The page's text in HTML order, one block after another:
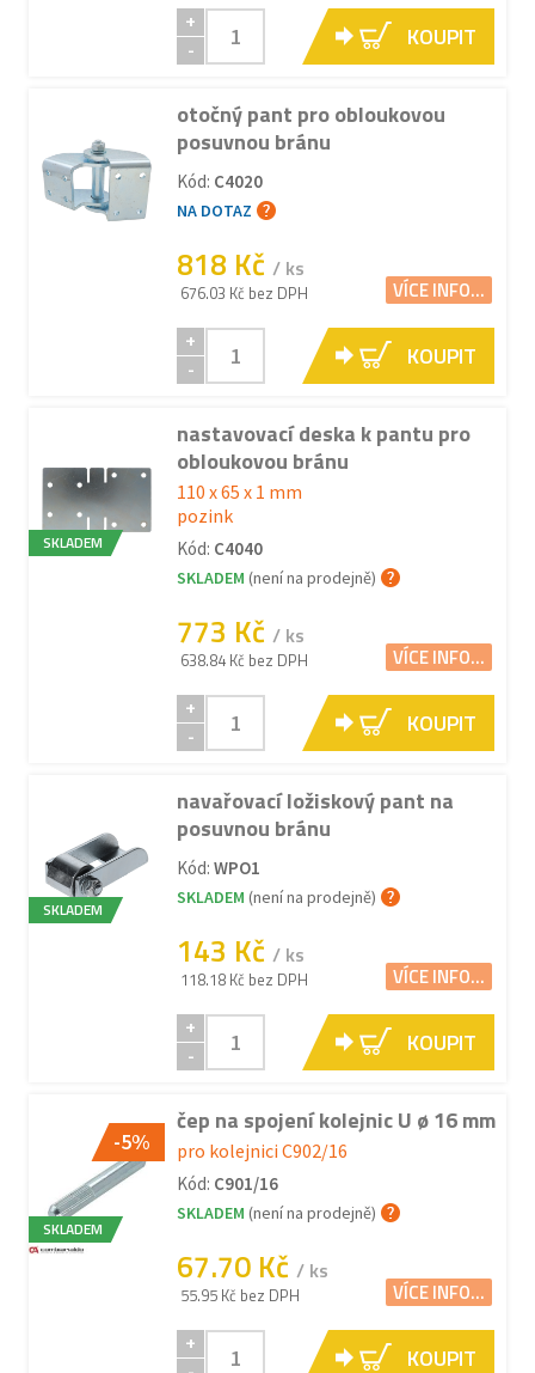
+
-
KOUPIT
otočný pant pro obloukovou
posuvnou bránu
Kód: C4020
NA DOTAZ
818 Kč / ks
676.03 Kč bez DPH VÍCE INFO...
+
-
KOUPIT
SKLADEM
nastavovací deska k pantu pro
obloukovou bránu
110 x 65 x 1 mm
pozink
Kód: C4040
SKLADEM (není na prodejně)
773 Kč / ks
638.84 Kč bez DPH VÍCE INFO...
+
-
KOUPIT
SKLADEM
navařovací ložiskový pant na
posuvnou bránu
Kód: WPO1
SKLADEM (není na prodejně)
143 Kč / ks
118.18 Kč bez DPH VÍCE INFO...
+
-
KOUPIT
-5%
SKLADEM
čep na spojení kolejnic U ø 16 mm
pro kolejnici C902/16
Kód: C901/16
SKLADEM (není na prodejně)
67.70 Kč / ks
55.95 Kč bez DPH VÍCE INFO...
+
KOUPIT